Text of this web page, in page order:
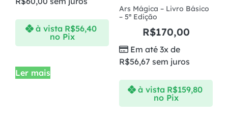
à vista R$56,40
no Pix
Ler mais
Ars Mágica – Livro Básico
– 5ª Edição
R$170,00
Em até 3x de
R$56,67 sem juros
à vista R$159,80
no Pix